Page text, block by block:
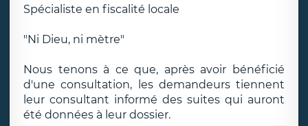
Spécialiste en fiscalité locale
"Ni Dieu, ni mètre"
Nous tenons à ce que, après avoir bénéficié
d'une consultation, les demandeurs tiennent
leur consultant informé des suites qui auront
été données à leur dossier.